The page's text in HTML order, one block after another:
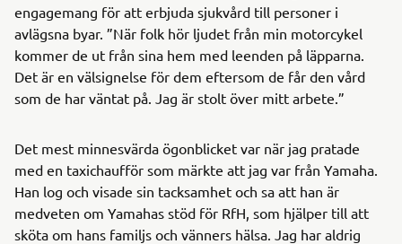
engagemang för att erbjuda sjukvård till personer i
avlägsna byar. ”När folk hör ljudet från min motorcykel
kommer de ut från sina hem med leenden på läpparna.
Det är en välsignelse för dem eftersom de får den vård
som de har väntat på. Jag är stolt över mitt arbete.”
Det mest minnesvärda ögonblicket var när jag pratade
med en taxichaufför som märkte att jag var från Yamaha.
Han log och visade sin tacksamhet och sa att han är
medveten om Yamahas stöd för RfH, som hjälper till att
sköta om hans familjs och vänners hälsa. Jag har aldrig